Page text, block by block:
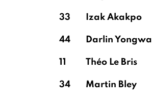
33 Izak Akakpo
44 Darlin Yongwa
11 Théo Le Bris
34 Martin Bley